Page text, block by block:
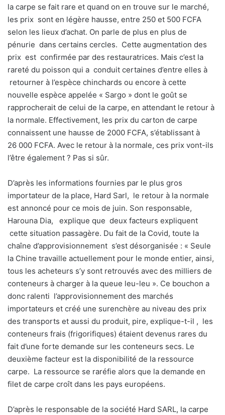
la carpe se fait rare et quand on en trouve sur le marché,
les prix sont en légère hausse, entre 250 et 500 FCFA
selon les lieux d’achat. On parle de plus en plus de
pénurie dans certains cercles. Cette augmentation des
prix est confirmée par des restauratrices. Mais c’est la
rareté du poisson qui a conduit certaines d’entre elles à
retourner à l’espèce chinchards ou encore à cette
nouvelle espèce appelée « Sargo » dont le goût se
rapprocherait de celui de la carpe, en attendant le retour à
la normale. Effectivement, les prix du carton de carpe
connaissent une hausse de 2000 FCFA, s’établissant à
26 000 FCFA. Avec le retour à la normale, ces prix vont-ils
l’être également ? Pas si sûr.
D’après les informations fournies par le plus gros
importateur de la place, Hard Sarl, le retour à la normale
est annoncé pour ce mois de juin. Son responsable,
Harouna Dia, explique que deux facteurs expliquent
cette situation passagère. Du fait de la Covid, toute la
chaîne d’approvisionnement s’est désorganisée : « Seule
la Chine travaille actuellement pour le monde entier, ainsi,
tous les acheteurs s’y sont retrouvés avec des milliers de
conteneurs à charger à la queue leu-leu ». Ce bouchon a
donc ralenti l’approvisionnement des marchés
importateurs et créé une surenchère au niveau des prix
des transports et aussi du produit, pire, explique-t-il , les
conteneurs frais (frigorifiques) étaient devenus rares du
fait d’une forte demande sur les conteneurs secs. Le
deuxième facteur est la disponibilité de la ressource
carpe. La ressource se raréfie alors que la demande en
filet de carpe croît dans les pays européens.
D’après le responsable de la société Hard SARL, la carpe